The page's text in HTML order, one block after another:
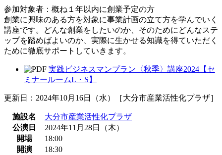
参加対象者：概ね１年以内に創業予定の方
創業に興味のある方を対象に事業計画の立て方を学んでいく
講座です。どんな創業をしたいのか、そのためにどんなステ
ップを踏めばよいのか、実際に生かせる知識を得ていただく
ために徹底サポートしていきます。
実践ビジネスマンプラン〈秋季〉講座2024【セ
ミナールームL・S】
更新日：2024年10月16日（水）［大分市産業活性化プラザ］
施設名
大分市産業活性化プラザ
公演日
2024年11月28日（木）
開場
18:00
開演
18:30